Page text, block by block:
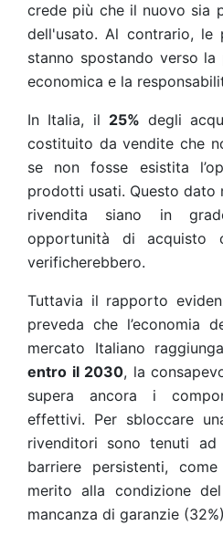
crede più che il nuovo sia
dell'usato. Al contrario, le
stanno spostando verso
economica e la
In Italia, il 25% degli
costituito da vendite che
se non fosse esistita
prodotti usati. Questo dato
rivendita siano in
opportunità di acquisto
verificherebbero.
Tuttavia il rapporto
preveda che l’economia
mercato Italiano raggiunga
entro il 2030, la
supera ancora i
effettivi. Per sbloccare
rivenditori sono tenuti
barriere persistenti,
merito alla condizione
mancanza di garanzie